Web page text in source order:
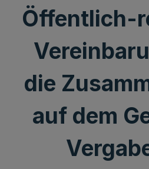
Öffentlich-
die
auf dem